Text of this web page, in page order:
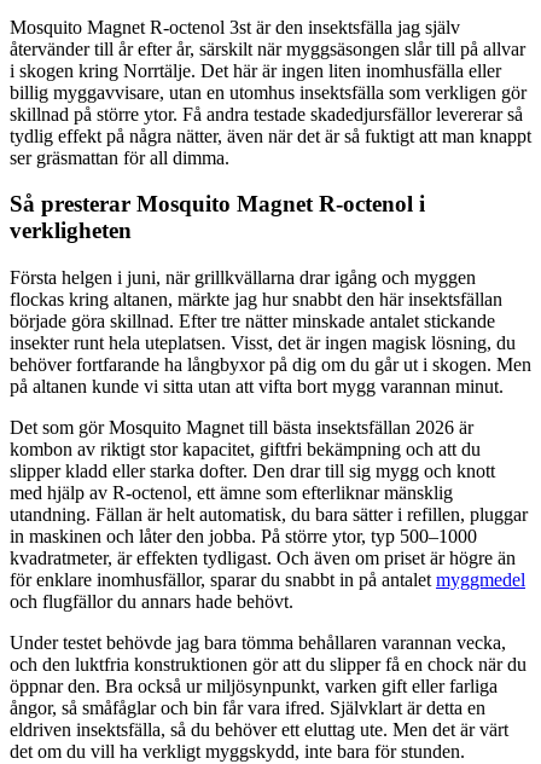
Mosquito Magnet R-octenol 3st är den insektsfälla jag själv
återvänder till år efter år, särskilt när myggsäsongen slår till på allvar
i skogen kring Norrtälje. Det här är ingen liten inomhusfälla eller
billig myggavvisare, utan en utomhus insektsfälla som verkligen gör
skillnad på större ytor. Få andra testade skadedjursfällor levererar så
tydlig effekt på några nätter, även när det är så fuktigt att man knappt
ser gräsmattan för all dimma.
Så presterar Mosquito Magnet R-octenol i
verkligheten
Första helgen i juni, när grillkvällarna drar igång och myggen
flockas kring altanen, märkte jag hur snabbt den här insektsfällan
började göra skillnad. Efter tre nätter minskade antalet stickande
insekter runt hela uteplatsen. Visst, det är ingen magisk lösning, du
behöver fortfarande ha långbyxor på dig om du går ut i skogen. Men
på altanen kunde vi sitta utan att vifta bort mygg varannan minut.
Det som gör Mosquito Magnet till bästa insektsfällan 2026 är
kombon av riktigt stor kapacitet, giftfri bekämpning och att du
slipper kladd eller starka dofter. Den drar till sig mygg och knott
med hjälp av R-octenol, ett ämne som efterliknar mänsklig
utandning. Fällan är helt automatisk, du bara sätter i refillen, pluggar
in maskinen och låter den jobba. På större ytor, typ 500–1000
kvadratmeter, är effekten tydligast. Och även om priset är högre än
för enklare inomhusfällor, sparar du snabbt in på antalet myggmedel
och flugfällor du annars hade behövt.
Under testet behövde jag bara tömma behållaren varannan vecka,
och den luktfria konstruktionen gör att du slipper få en chock när du
öppnar den. Bra också ur miljösynpunkt, varken gift eller farliga
ångor, så småfåglar och bin får vara ifred. Självklart är detta en
eldriven insektsfälla, så du behöver ett eluttag ute. Men det är värt
det om du vill ha verkligt myggskydd, inte bara för stunden.